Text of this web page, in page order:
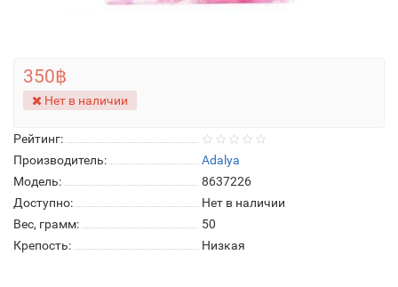
Рейтинг:
Производитель:
Adalya
Модель:
8637226
Доступно:
Нет в наличии
Вес, грамм:
50
Крепость:
Низкая
350฿
Нет в наличии